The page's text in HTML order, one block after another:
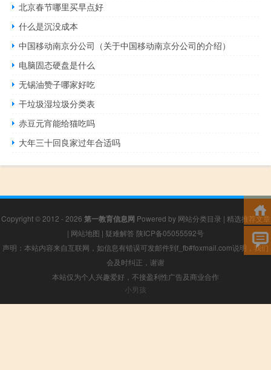
北京春节哪里买早点好
什么是沉没成本
中国移动南京分公司（关于中国移动南京分公司的介绍）
电脑固态硬盘是什么
无锡油赞子哪家好吃
干垃圾湿垃圾分类表
赤豆元宵能给猫吃吗
大年三十回良家过年合适吗
Copyright © 2012 - 2026 第一教育信息网 Powered by 网站分类目录 | 精选推荐文章
| 网站地图 | 疑难解答 陕ICP备05055592号
声明：本站内容来自互联网，如信息有错误可发邮件到f_fb#foxmail.com说明，我们
会及时纠正，谢谢
本站仅为个人兴趣爱好，不接盈利性广告及商业合作
小男孩